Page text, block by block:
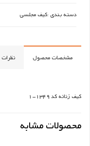
دسته بندی :کیف مجلسی
مشخصات محصول نظرات
کیف زنانه کد 1349-1
محصولات مشابه